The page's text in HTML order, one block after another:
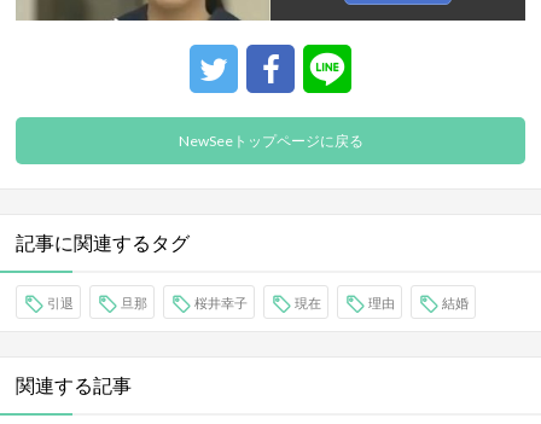
NewSeeトップページに戻る
記事に関連するタグ
引退 旦那 桜井幸子 現在 理由 結婚
関連する記事